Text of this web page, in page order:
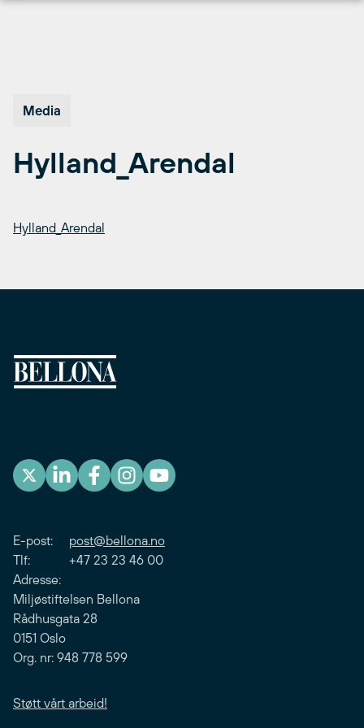
Media
Hylland_Arendal
Hylland_Arendal
E-post: post@bellona.no
Tlf: +47 23 23 46 00
Adresse:
Miljøstiftelsen Bellona
Rådhusgata 28
0151 Oslo
Org. nr: 948 778 599
Støtt vårt arbeid!